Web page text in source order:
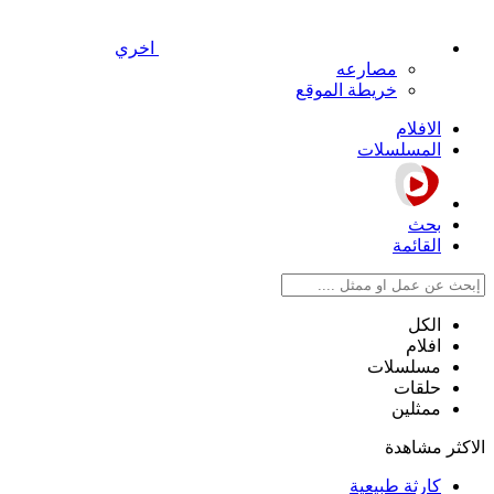
اخري
مصارعه
خريطة الموقع
الافلام
المسلسلات
بحث
القائمة
الكل
افلام
مسلسلات
حلقات
ممثلين
الاكثر مشاهدة
كارثة طبيعية